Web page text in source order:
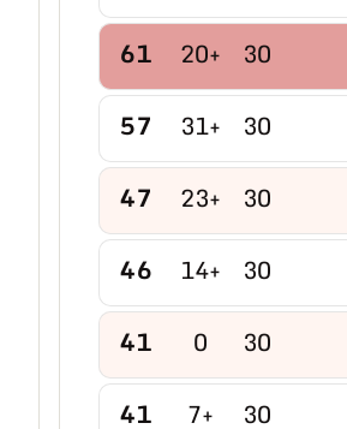
30
+20
61
30
+31
57
30
+23
47
30
+14
46
30
0
41
30
+7
41